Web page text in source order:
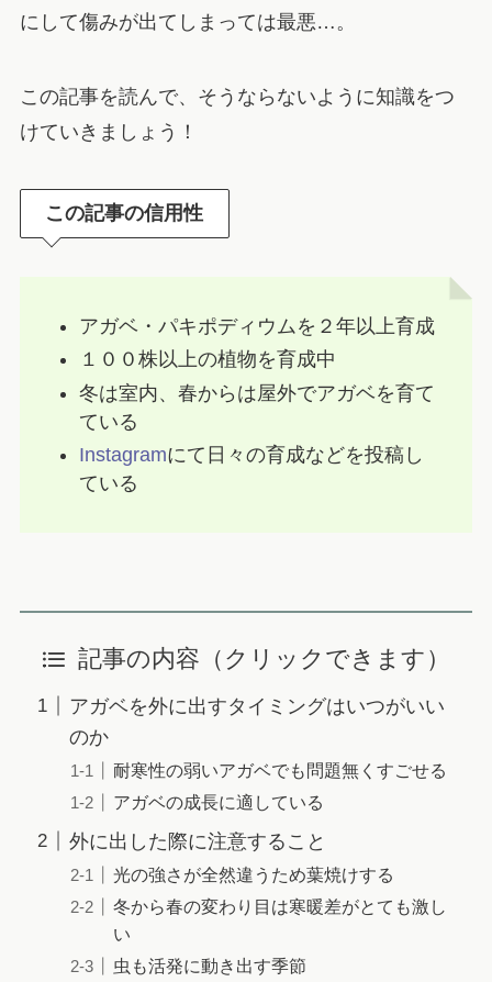
にして傷みが出てしまっては最悪…。
この記事を読んで、そうならないように知識をつ
けていきましょう！
この記事の信用性
アガベ・パキポディウムを２年以上育成
１００株以上の植物を育成中
冬は室内、春からは屋外でアガベを育て
ている
Instagramにて日々の育成などを投稿し
ている
記事の内容（クリックできます）
アガベを外に出すタイミングはいつがいい
のか
耐寒性の弱いアガベでも問題無くすごせる
アガベの成長に適している
外に出した際に注意すること
光の強さが全然違うため葉焼けする
冬から春の変わり目は寒暖差がとても激し
い
虫も活発に動き出す季節